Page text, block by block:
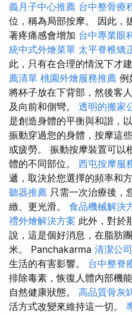
義月子中心推薦 台中整骨療
位，稱為局部按摩。 因此，
著疼痛感會增加 台中專業眼
統中式外燴菜單 太平脊椎矯
此，只有在合理的情況下才
薦清單 桃園外燴服務推薦 例
將杯子放在下背部，然後客
及向前和側彎。 透明的搬家
是創造身體的平衡與和諧，
振動穿過您的身體，按摩這
或疲勞。 振動按摩裝置可以
體的不同部位。 西屯按摩服
遞，取決於您選擇的頻率和
聽器推薦 只需一次治療後，
緻、更光滑。 食品機械解決
禮外燴解決方案 此外，對於
說，這是個好消息，在脂肪
米。 Panchakarma 清潔公
生活的有害影響。 台中整脊
排除毒素，恢復人體內部機
自然健康狀態。 高品質骨灰
活方式改變來維持這一切。